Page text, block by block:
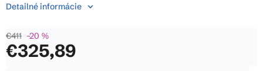
0,0
5
hviezdičiek.
€411 –20 %
€325,89
Detailné informácie